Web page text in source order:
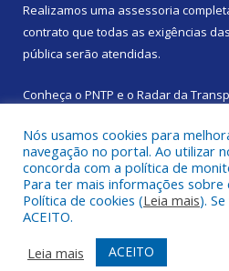
Realizamos uma assessoria
contrato que todas as exigências das
pública serão atendidas.
Conheça o PNTP e o Radar da
Todos os direitos reservados a
Izabel do
Mapa do Site
Acessar Área
Acessar Webmail
Nós usamos cookies para
navegação no portal. Ao utilizar
concorda com a política de
Para ter mais informações sobre
Política de cookies (Leia mais).
ACEITO.
Leia mais
ACEITO